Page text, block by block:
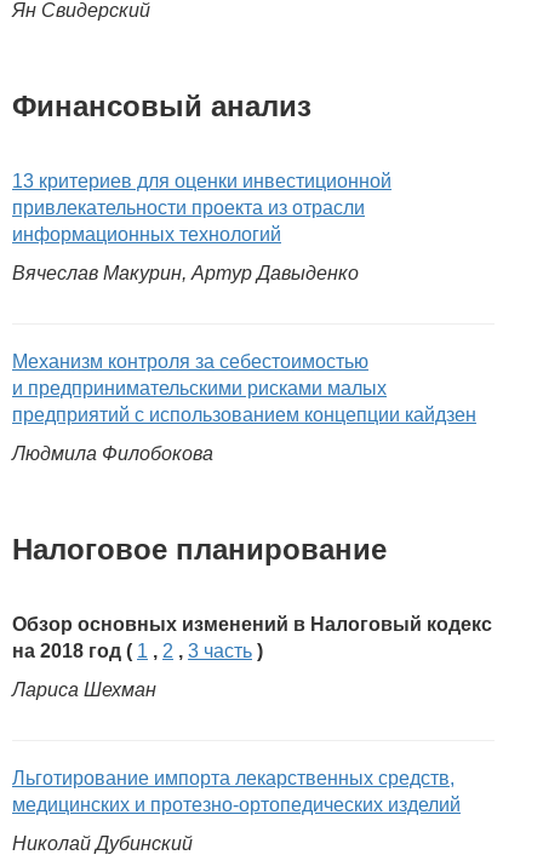
Ян Свидерский
Финансовый анализ
13 критериев для оценки инвестиционной
привлекательности проекта из отрасли
информационных технологий
Вячеслав Макурин, Артур Давыденко
Механизм контроля за себестоимостью
и предпринимательскими рисками малых
предприятий с использованием концепции кайдзен
Людмила Филобокова
Налоговое планирование
Обзор основных изменений в Налоговый кодекс
на 2018 год ( 1 , 2 , 3 часть )
Лариса Шехман
Льготирование импорта лекарственных средств,
медицинских и протезно-ортопедических изделий
Николай Дубинский